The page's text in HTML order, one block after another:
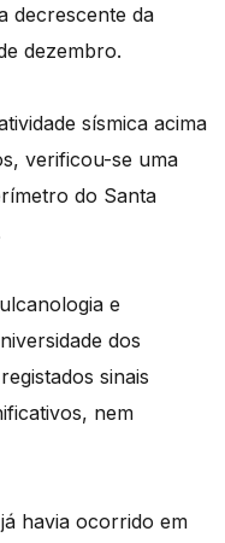
decrescente da
dezembro.
sísmica acima
verificou-se uma
do Santa
e
dos
sinais
nem
havia ocorrido em